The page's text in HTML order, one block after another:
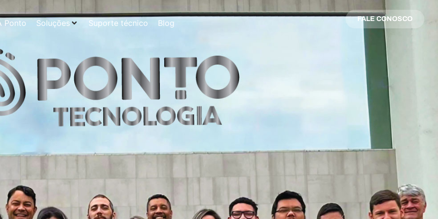
Ponto Soluções Suporte técnico Blog FALE CONOSCO